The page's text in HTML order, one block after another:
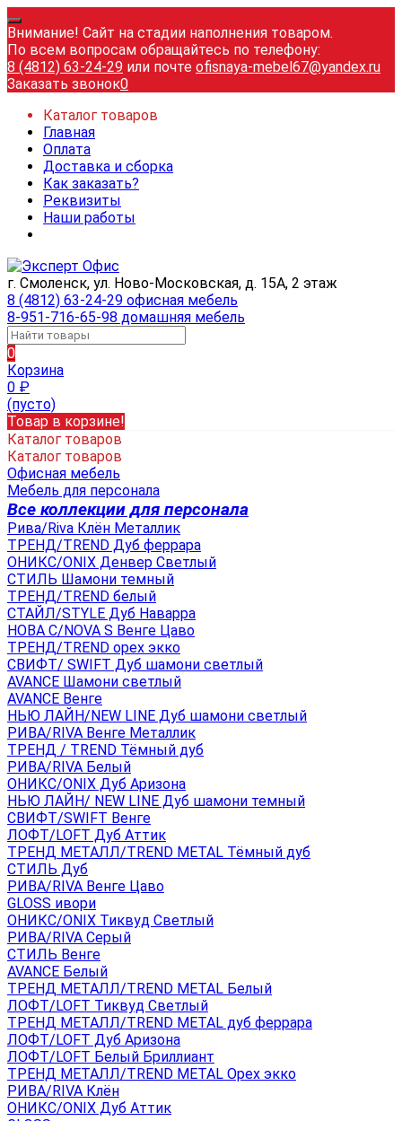
Внимание! Сайт на стадии наполнения товаром.
По всем вопросам обращайтесь по телефону:
8 (4812) 63-24-29 или почте ofisnaya-mebel67@yandex.ru
Заказать звонок0
Каталог товаров
Главная
Оплата
Доставка и сборка
Как заказать?
Реквизиты
Наши работы
г. Смоленск, ул. Ново-Московская, д. 15А, 2 этаж
8 (4812) 63-24-29 офисная мебель
8-951-716-65-98 домашняя мебель
0
Корзина
0 ₽
(пусто)
Товар в корзине!
Каталог товаров
Каталог товаров
Офисная мебель
Мебель для персонала
Все коллекции для персонала
Рива/Riva Клён Металлик
ТРЕНД/TREND Дуб феррара
ОНИКС/ONIX Денвер Светлый
СТИЛЬ Шамони темный
ТРЕНД/TREND белый
СТАЙЛ/STYLE Дуб Наварра
НОВА С/NOVA S Венге Цаво
ТРЕНД/TREND орех экко
СВИФТ/ SWIFT Дуб шамони светлый
AVANCE Шамони светлый
AVANCE Венге
НЬЮ ЛАЙН/NEW LINE Дуб шамони светлый
РИВА/RIVA Венге Металлик
TРЕНД / TREND Тёмный дуб
РИВА/RIVA Белый
ОНИКС/ONIX Дуб Аризона
НЬЮ ЛАЙН/ NEW LINE Дуб шамони темный
СВИФТ/SWIFT Венге
ЛОФТ/LOFT Дуб Аттик
ТРЕНД МЕТАЛЛ/TREND METAL Тёмный дуб
СТИЛЬ Дуб
РИВА/RIVA Венге Цаво
GLOSS ивори
ОНИКС/ONIX Тиквуд Светлый
РИВА/RIVA Серый
СТИЛЬ Венге
AVANСE Белый
ТРЕНД МЕТАЛЛ/TREND METAL Белый
ЛОФТ/LOFT Тиквуд Светлый
ТРЕНД МЕТАЛЛ/TREND METAL дуб феррара
ЛОФТ/LOFT Дуб Аризона
ЛОФТ/LOFT Белый Бриллиант
ТРЕНД МЕТАЛЛ/TREND METAL Орех экко
РИВА/RIVA Клён
ОНИКС/ONIX Дуб Аттик